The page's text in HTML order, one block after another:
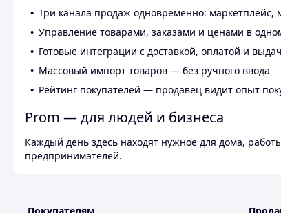
Три канала продаж одновременно:
Управление товарами, заказами и ценами в
Готовые интеграции с доставкой, оплатой и
Массовый импорт товаров — без ручного ввода
Рейтинг покупателей — продавец видит опыт
Prom — для людей и бизнеса
Каждый день здесь находят нужное для дома,
предпринимателей.